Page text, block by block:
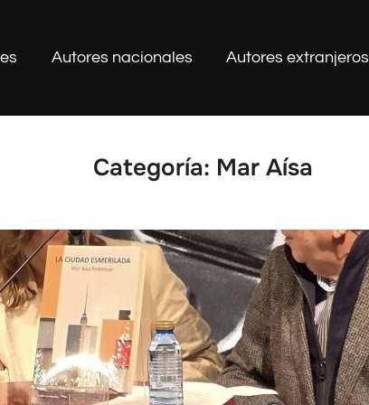
Autores nacionales Autores extranjeros
Categoría: Mar Aísa